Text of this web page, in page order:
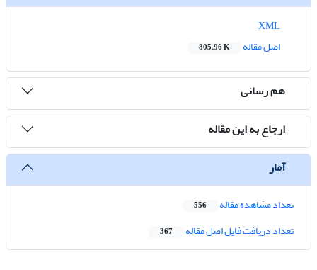
اصل مقاله
805.96 K
هم رسانی
ارجاع به این مقاله
آمار
تعداد مشاهده مقاله 556
تعداد دریافت فایل اصل مقاله 367